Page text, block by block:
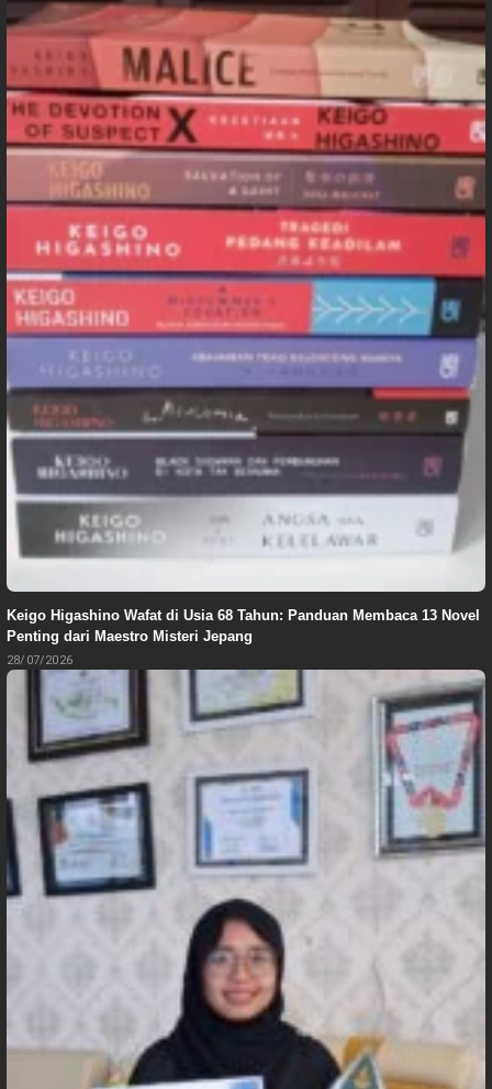
Keigo Higashino Wafat di Usia 68 Tahun: Panduan Membaca 13 Novel
Penting dari Maestro Misteri Jepang
28/07/2026